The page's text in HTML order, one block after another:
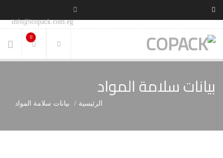
info@icopack.com.eg
0
بيانات سلامة المواد
الرئيسية بيانات سلامة المواد